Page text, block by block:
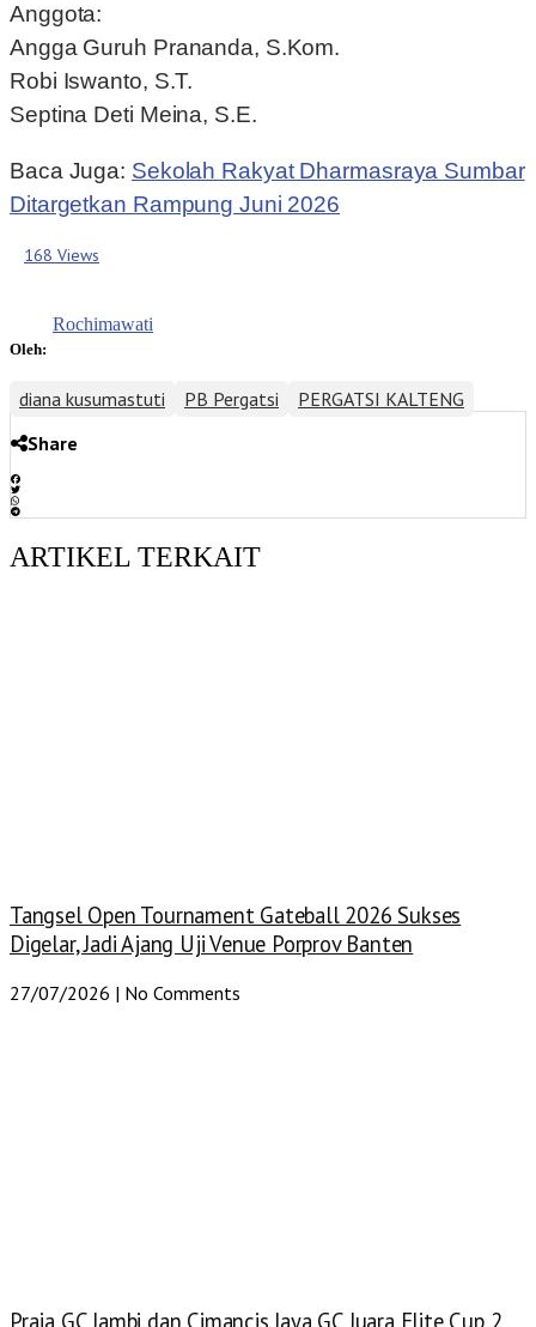
Anggota:
Angga Guruh Prananda, S.Kom.
Robi Iswanto, S.T.
Septina Deti Meina, S.E.
Baca Juga: Sekolah Rakyat Dharmasraya Sumbar
Ditargetkan Rampung Juni 2026
168 Views
Oleh:
Rochimawati
diana kusumastuti PB Pergatsi
PERGATSI KALTENG
Share
ARTIKEL TERKAIT
Tangsel Open Tournament Gateball 2026 Sukses
Digelar, Jadi Ajang Uji Venue Porprov Banten
27/07/2026 No Comments